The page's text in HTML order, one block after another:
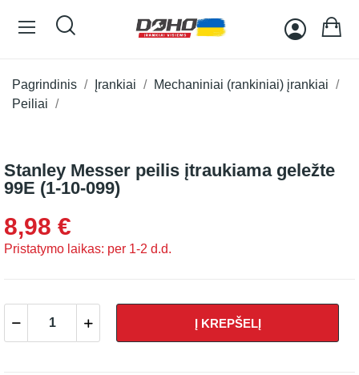
Pagrindinis Įrankiai
Mechaniniai (rankiniai) įrankiai
Peiliai
Stanley Messer peilis įtraukiama geležte
99E (1-10-099)
8,98 €
Pristatymo laikas: per 1-2 d.d.
Į KREPŠELĮ